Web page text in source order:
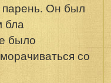
парень. Он был
бла
было
со